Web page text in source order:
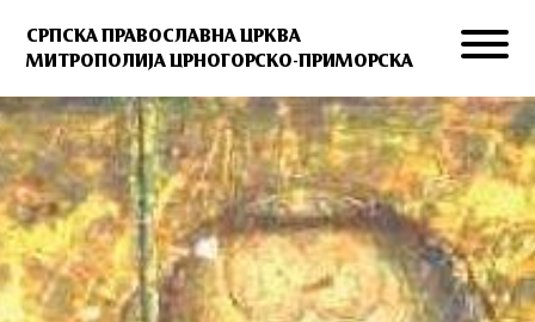
СРПСКА ПРАВОСЛАВНА ЦРКВА
МИТРОПОЛИЈА ЦРНОГОРСКО-ПРИМОРСКА